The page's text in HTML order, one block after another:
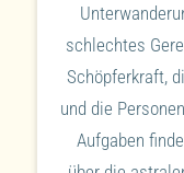
schlechtes
Schöpferkraft,
und die
Aufgaben